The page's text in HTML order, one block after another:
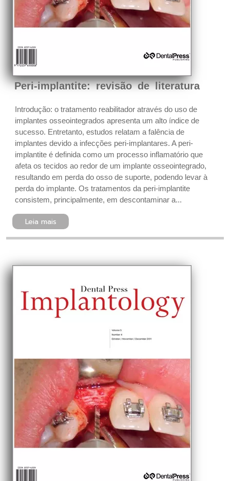
Peri-implantite: revisão de literatura
Introdução: o tratamento reabilitador através do uso de
implantes osseointegrados apresenta um alto índice de
sucesso. Entretanto, estudos relatam a falência de
implantes devido a infecções peri-implantares. A peri-
implantite é definida como um processo inflamatório que
afeta os tecidos ao redor de um implante osseointegrado,
resultando em perda do osso de suporte, podendo levar à
perda do implante. Os tratamentos da peri-implantite
consistem, principalmente, em descontaminar a...
Leia mais